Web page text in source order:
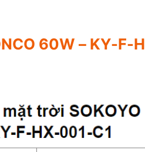
60W – KY-F-